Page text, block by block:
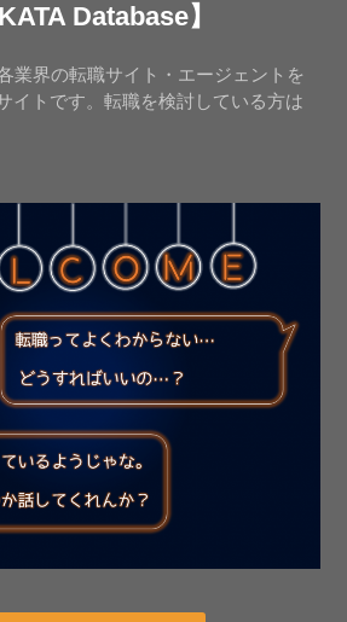
Database】
業界の転職サイト・エージェントを
イトです。転職を検討している方は